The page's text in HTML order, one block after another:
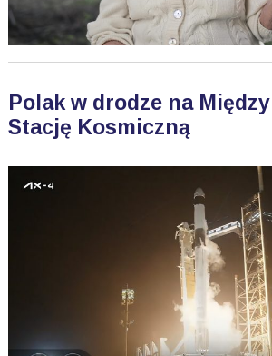
Polak w drodze na
Stację Kosmiczną